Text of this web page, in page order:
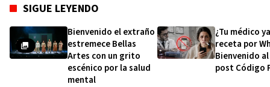
SIGUE LEYENDO
Bienvenido el extraño
estremece Bellas
Artes con un grito
escénico por la salud
mental
¿Tu médico
receta por
Bienvenido
post Código